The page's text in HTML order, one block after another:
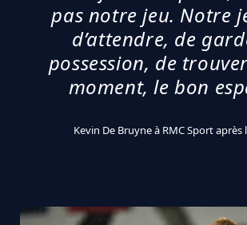
pas notre jeu. Notre
d’attendre, de
possession, de
moment, le bon
Kevin De Bruyne à RMC Sport après